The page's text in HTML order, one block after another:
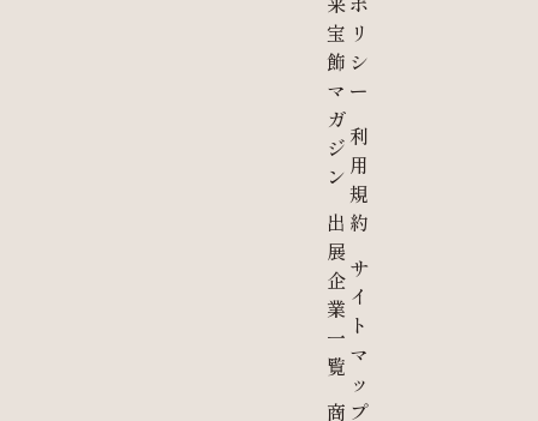
宝
飾
マ
ガ
ジ
ン
出
展
企
業
一
覧
商
リ
シ
ー
利
用
規
約
サ
イ
ト
マ
ッ
プ